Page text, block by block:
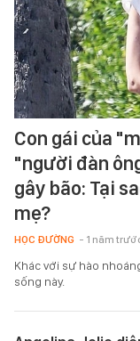
Con gái của
"người đàn
gây bão: Tại
mẹ?
HỌC ĐƯỜNG - 1 năm
Khác với sự hào
sống này.